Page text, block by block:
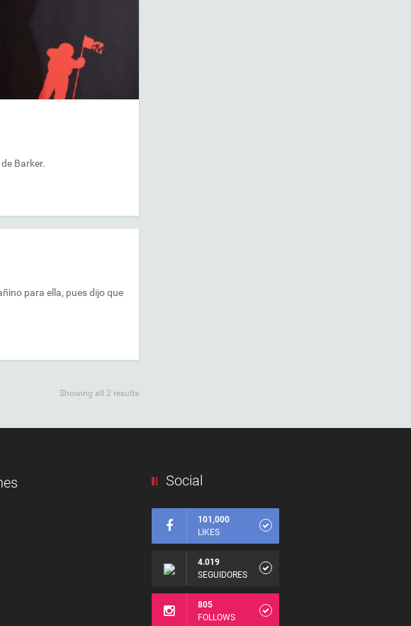
Barker.
para ella, pues dijo que
Showing all 2 results
Social
101,000
LIKES
4.019
SEGUIDORES
805
FOLLOWS